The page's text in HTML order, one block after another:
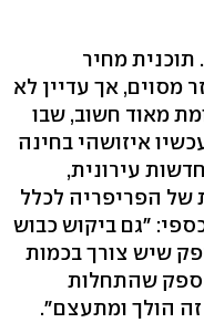
תוכנית מחיר
מסוים, אך עדיין לא
מאוד חשוב, שבו
איזושהי בחינה
עירונית,
של הפריפריה לכלל
"גם ביקוש כבוש
שיש צורך בכמות
ספק שהתחלות
הולך ומתעצם".